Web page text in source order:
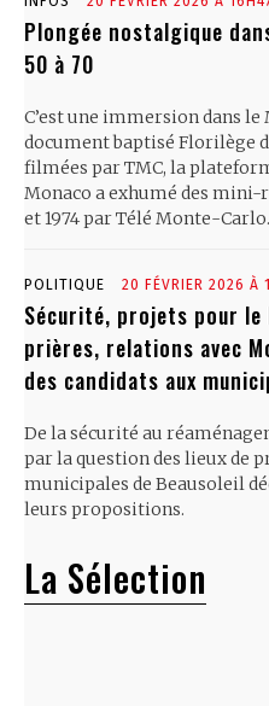
Plongée nostalgique
50 à 70
C’est une immersion dans le
document baptisé Florilège
filmées par TMC, la
Monaco a exhumé des
et 1974 par Télé Monte-Carlo.
POLITIQUE 20 FÉVRIER 2026 À
Sécurité, projets pour le
prières, relations avec
des candidats aux
De la sécurité au
par la question des lieux de
municipales de Beausoleil
leurs propositions.
La Sélection